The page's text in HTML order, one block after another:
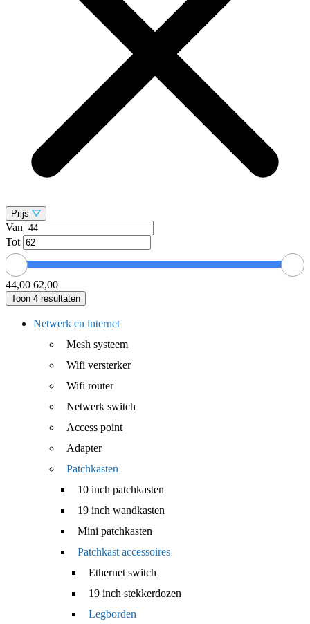
Prijs
Van
Tot
44,00 62,00
Toon 4 resultaten
Netwerk en internet
Mesh systeem
Wifi versterker
Wifi router
Netwerk switch
Access point
Adapter
Patchkasten
10 inch patchkasten
19 inch wandkasten
Mini patchkasten
Patchkast accessoires
Ethernet switch
19 inch stekkerdozen
Legborden